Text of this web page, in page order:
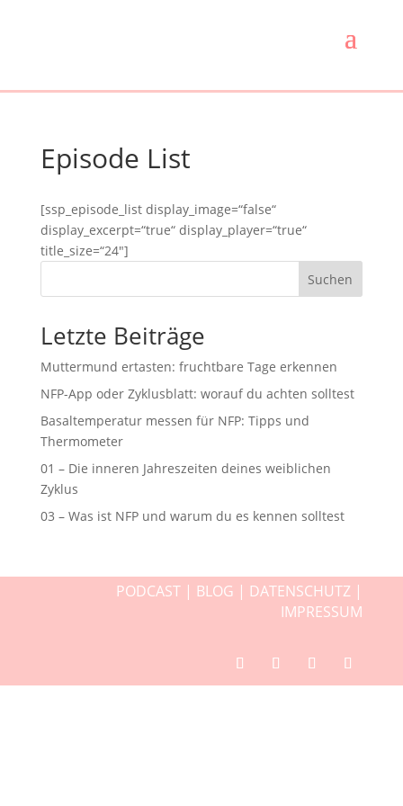
Episode List
[ssp_episode_list display_image=“false“
display_excerpt=“true“ display_player=“true“
title_size=“24″]
Suchen
Letzte Beiträge
Muttermund ertasten: fruchtbare Tage erkennen
NFP-App oder Zyklusblatt: worauf du achten solltest
Basaltemperatur messen für NFP: Tipps und
Thermometer
01 – Die inneren Jahreszeiten deines weiblichen
Zyklus
03 – Was ist NFP und warum du es kennen solltest
PODCAST | BLOG | DATENSCHUTZ |
IMPRESSUM